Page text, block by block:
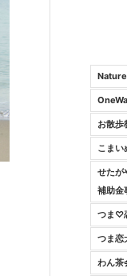
お散歩
こまい
せたが
補助金
つま♡
つま恋
わん茶